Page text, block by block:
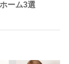
ーム3選